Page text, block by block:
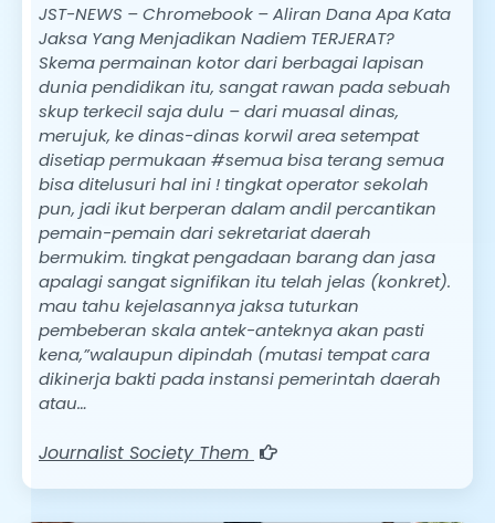
JST-NEWS – Chromebook – Aliran Dana Apa Kata
Jaksa Yang Menjadikan Nadiem TERJERAT?
Skema permainan kotor dari berbagai lapisan
dunia pendidikan itu, sangat rawan pada sebuah
skup terkecil saja dulu – dari muasal dinas,
merujuk, ke dinas-dinas korwil area setempat
disetiap permukaan #semua bisa terang semua
bisa ditelusuri hal ini ! tingkat operator sekolah
pun, jadi ikut berperan dalam andil percantikan
pemain-pemain dari sekretariat daerah
bermukim. tingkat pengadaan barang dan jasa
apalagi sangat signifikan itu telah jelas (konkret).
mau tahu kejelasannya jaksa tuturkan
pembeberan skala antek-anteknya akan pasti
kena,”walaupun dipindah (mutasi tempat cara
dikinerja bakti pada instansi pemerintah daerah
atau…
Journalist Society Them